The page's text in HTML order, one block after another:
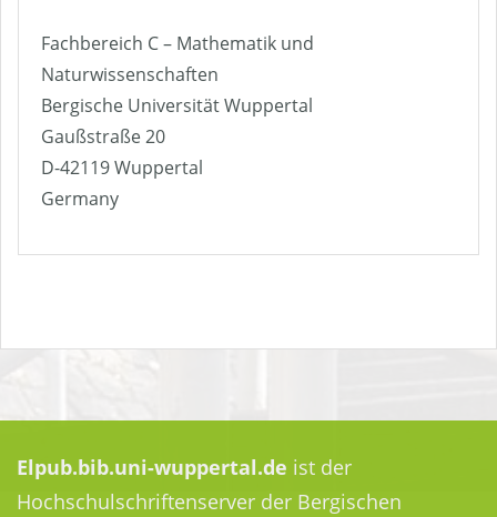
Fachbereich C – Mathematik und
Naturwissenschaften
Bergische Universität Wuppertal
Gaußstraße 20
D-42119 Wuppertal
Germany
Elpub.bib.uni-wuppertal.de ist der
Hochschulschriftenserver der Bergischen